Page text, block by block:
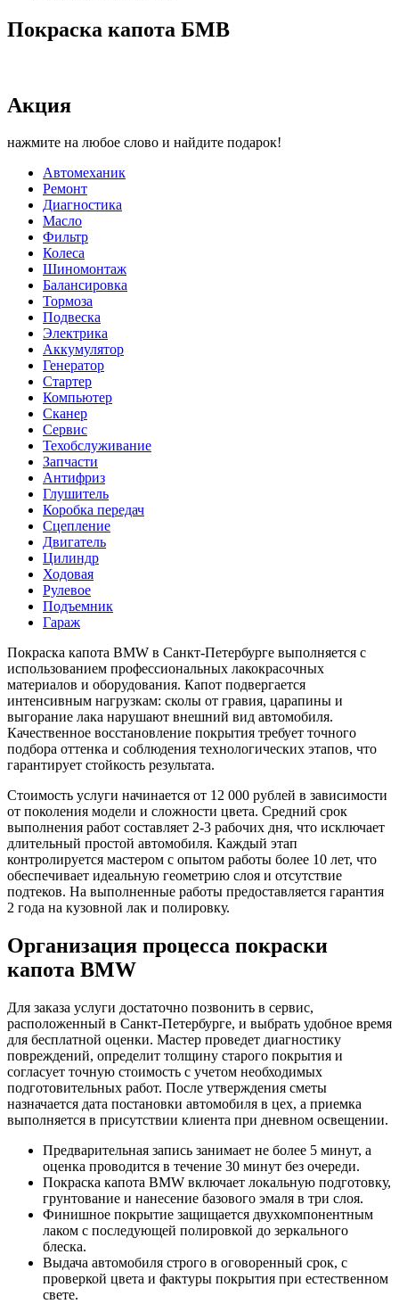
Покраска капота БМВ
Акция
нажмите на любое слово и найдите подарок!
Автомеханик
Ремонт
Диагностика
Масло
Фильтр
Колеса
Шиномонтаж
Балансировка
Тормоза
Подвеска
Электрика
Аккумулятор
Генератор
Стартер
Компьютер
Сканер
Сервис
Техобслуживание
Запчасти
Антифриз
Глушитель
Коробка передач
Сцепление
Двигатель
Цилиндр
Ходовая
Рулевое
Подъемник
Гараж
Покраска капота BMW в Санкт-Петербурге выполняется с
использованием профессиональных лакокрасочных
материалов и оборудования. Капот подвергается
интенсивным нагрузкам: сколы от гравия, царапины и
выгорание лака нарушают внешний вид автомобиля.
Качественное восстановление покрытия требует точного
подбора оттенка и соблюдения технологических этапов, что
гарантирует стойкость результата.
Стоимость услуги начинается от 12 000 рублей в зависимости
от поколения модели и сложности цвета. Средний срок
выполнения работ составляет 2-3 рабочих дня, что исключает
длительный простой автомобиля. Каждый этап
контролируется мастером с опытом работы более 10 лет, что
обеспечивает идеальную геометрию слоя и отсутствие
подтеков. На выполненные работы предоставляется гарантия
2 года на кузовной лак и полировку.
Организация процесса покраски
капота BMW
Для заказа услуги достаточно позвонить в сервис,
расположенный в Санкт-Петербурге, и выбрать удобное время
для бесплатной оценки. Мастер проведет диагностику
повреждений, определит толщину старого покрытия и
согласует точную стоимость с учетом необходимых
подготовительных работ. После утверждения сметы
назначается дата постановки автомобиля в цех, а приемка
выполняется в присутствии клиента при дневном освещении.
Предварительная запись занимает не более 5 минут, а
оценка проводится в течение 30 минут без очереди.
Покраска капота BMW включает локальную подготовку,
грунтование и нанесение базового эмаля в три слоя.
Финишное покрытие защищается двухкомпонентным
лаком с последующей полировкой до зеркального
блеска.
Выдача автомобиля строго в оговоренный срок, с
проверкой цвета и фактуры покрытия при естественном
свете.